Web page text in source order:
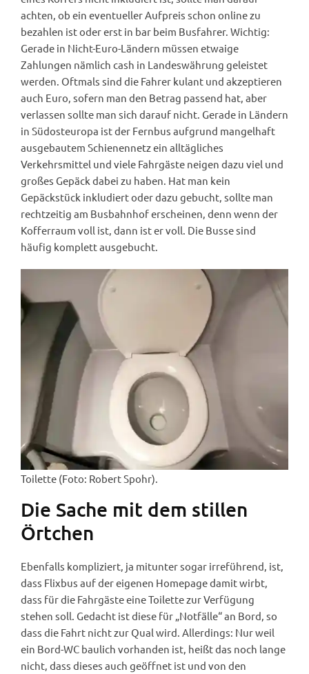
achten, ob ein eventueller Aufpreis schon online zu
bezahlen ist oder erst in bar beim Busfahrer. Wichtig:
Gerade in Nicht-Euro-Ländern müssen etwaige
Zahlungen nämlich cash in Landeswährung geleistet
werden. Oftmals sind die Fahrer kulant und akzeptieren
auch Euro, sofern man den Betrag passend hat, aber
verlassen sollte man sich darauf nicht. Gerade in Ländern
in Südosteuropa ist der Fernbus aufgrund mangelhaft
ausgebautem Schienennetz ein alltägliches
Verkehrsmittel und viele Fahrgäste neigen dazu viel und
großes Gepäck dabei zu haben. Hat man kein
Gepäckstück inkludiert oder dazu gebucht, sollte man
rechtzeitig am Busbahnhof erscheinen, denn wenn der
Kofferraum voll ist, dann ist er voll. Die Busse sind
häufig komplett ausgebucht.
Toilette (Foto: Robert Spohr).
Die Sache mit dem stillen
Örtchen
Ebenfalls kompliziert, ja mitunter sogar irreführend, ist,
dass Flixbus auf der eigenen Homepage damit wirbt,
dass für die Fahrgäste eine Toilette zur Verfügung
stehen soll. Gedacht ist diese für „Notfälle“ an Bord, so
dass die Fahrt nicht zur Qual wird. Allerdings: Nur weil
ein Bord-WC baulich vorhanden ist, heißt das noch lange
nicht, dass dieses auch geöffnet ist und von den